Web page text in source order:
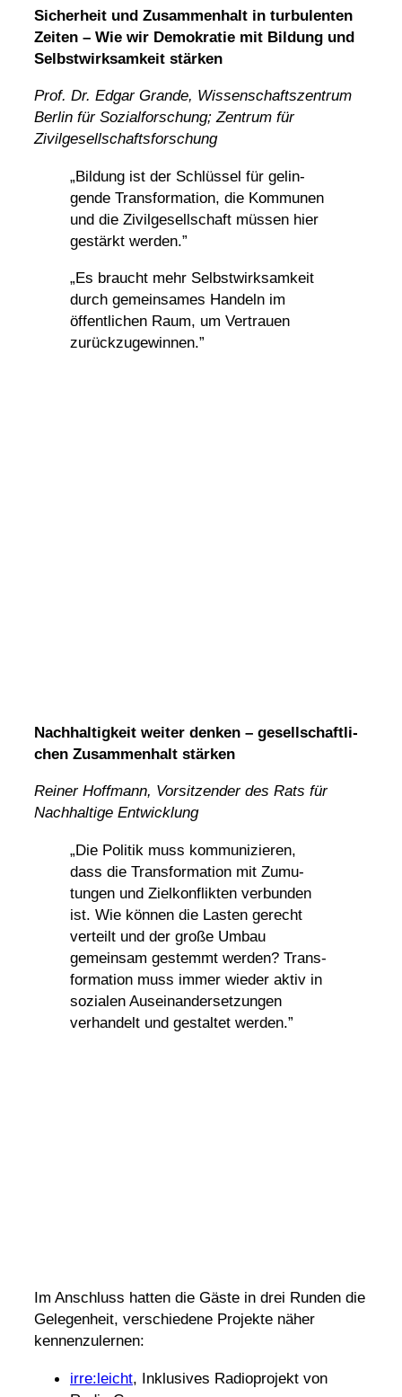
Sicher­heit und Zusam­men­halt in turbu­lenten
Zeiten – Wie wir Demo­kratie mit Bildung und
Selbst­wirk­sam­keit stärken
Prof. Dr. Edgar Grande, Wissen­schafts­zen­trum
Berlin für Sozi­al­for­schung; Zentrum für
Zivilgesellschaftsforschung
„Bildung ist der Schlüssel für gelin­
gende Trans­for­ma­tion, die Kommunen
und die Zivil­ge­sell­schaft müssen hier
gestärkt werden.”
„Es braucht mehr Selbst­wirk­sam­keit
durch gemein­sames Handeln im
öffent­li­chen Raum, um Vertrauen
zurückzugewinnen.”
Nach­hal­tig­keit weiter denken – gesell­schaft­li­
chen Zusam­men­halt stärken
Reiner Hoff­mann, Vorsit­zender des Rats für
Nach­hal­tige Entwicklung
„Die Politik muss kommu­ni­zieren,
dass die Trans­for­ma­tion mit Zumu­
tungen und Ziel­kon­flikten verbunden
ist. Wie können die Lasten gerecht
verteilt und der große Umbau
gemeinsam gestemmt werden? Trans­
for­ma­tion muss immer wieder aktiv in
sozialen Ausein­an­der­set­zungen
verhan­delt und gestaltet werden.”
Im Anschluss hatten die Gäste in drei Runden die
Gele­gen­heit, verschie­dene Projekte näher
kennenzulernen:
irre:leicht, Inklu­sives Radio­pro­jekt von